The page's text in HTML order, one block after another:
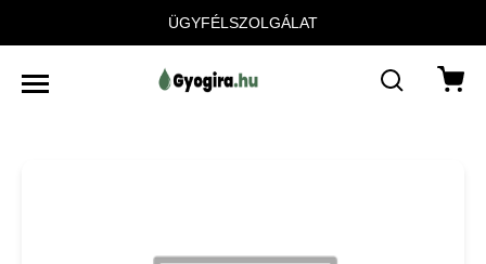
ÜGYFÉLSZOLGÁLAT